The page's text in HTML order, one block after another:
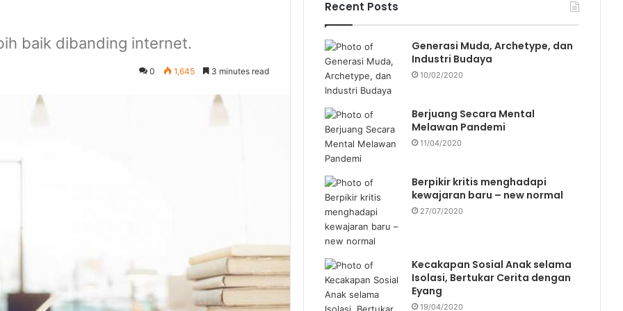
baik dibanding internet.
0 1,645 3 minutes read
:
Recent Posts
Generasi Muda, Archetype, dan
Industri Budaya
10/02/2020
Berjuang Secara Mental
Melawan Pandemi
11/04/2020
Berpikir kritis menghadapi
kewajaran baru – new normal
27/07/2020
Kecakapan Sosial Anak selama
Isolasi, Bertukar Cerita dengan
Eyang
19/04/2020